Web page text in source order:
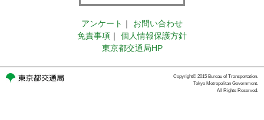
アンケート ｜
お問い合わせ
免責事項 ｜
個人情報保護方針
東京都交通局HP
Copyright© 2015 Bureau of Transportation.
Tokyo Metropolitan Government.
All Rights Reserved.